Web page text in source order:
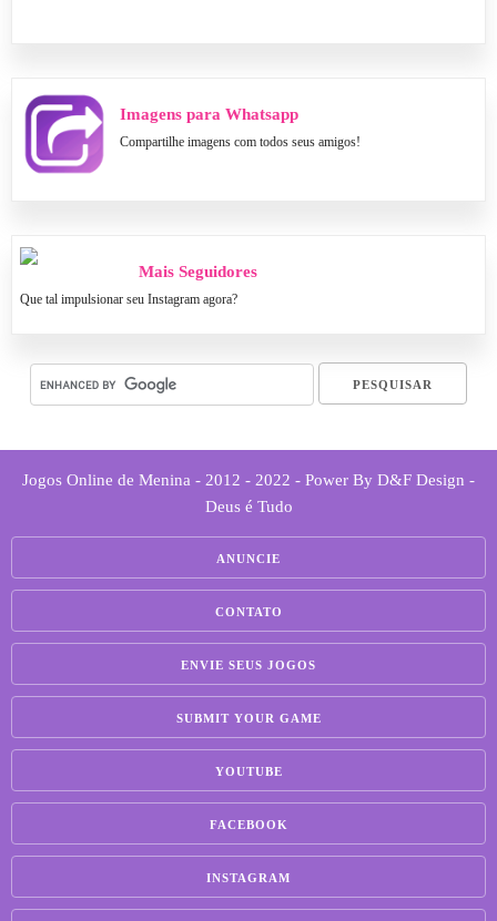
Imagens para Whatsapp
Compartilhe imagens com todos seus amigos!
Mais Seguidores
Que tal impulsionar seu Instagram agora?
Jogos Online de Menina - 2012 - 2022 - Power By D&F Design -
Deus é Tudo
ANUNCIE
CONTATO
ENVIE SEUS JOGOS
SUBMIT YOUR GAME
YOUTUBE
FACEBOOK
INSTAGRAM